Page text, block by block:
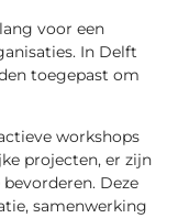
voor een
In Delft
toegepast om
workshops
projecten, er zijn
Deze
samenwerking